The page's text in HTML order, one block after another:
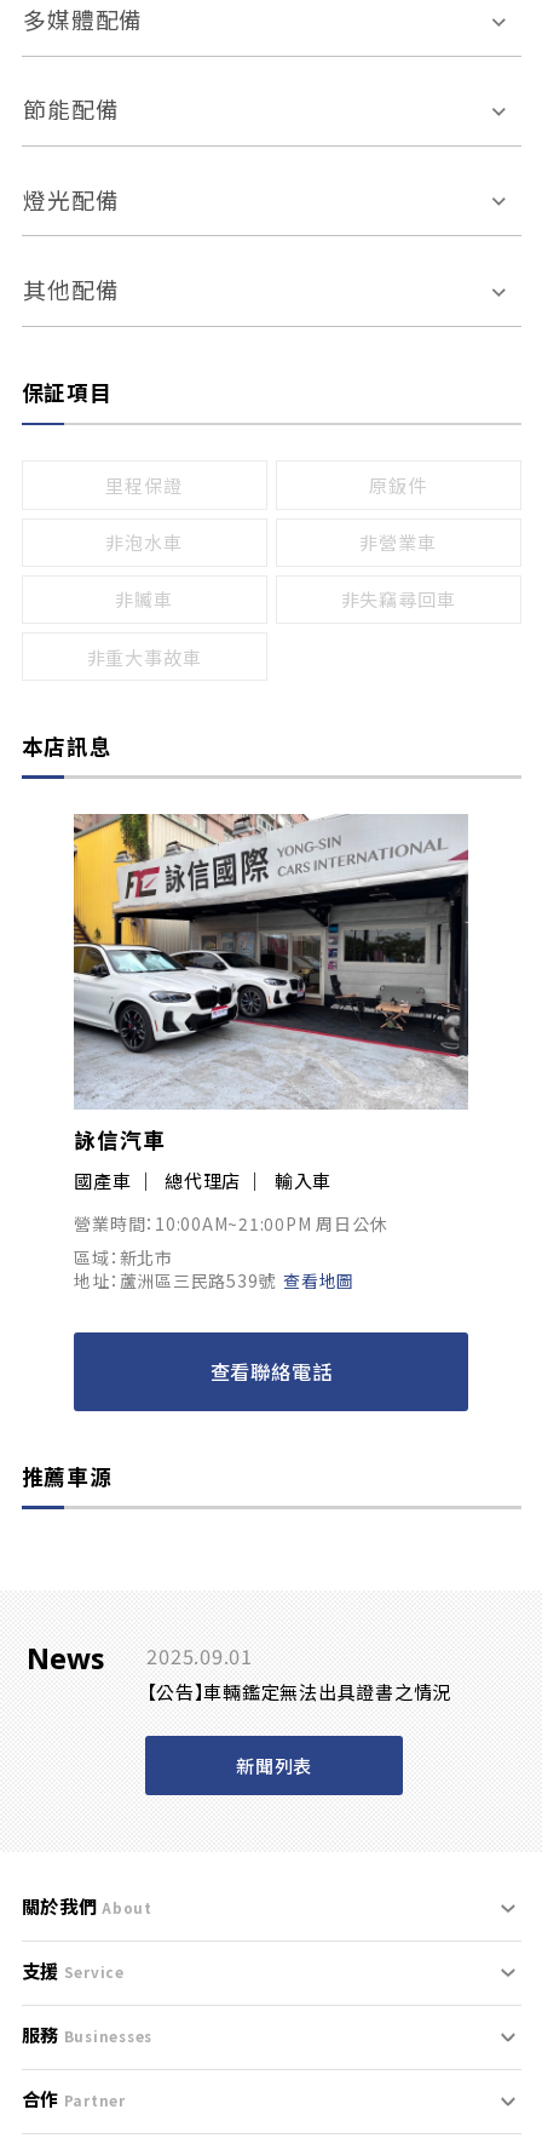
ABS防鎖死
車道偏離警示
自動停車系統 盲點偵測系統
倒車雷達
皮椅
無
有
多媒體配備
外部音源接入
節能配備
引擎啟閉系統
燈光配備
感應頭燈
頭燈光源
其他配備
保証項目
里程保證 原鈑件
非泡水車 非營業車
非贓車 非失竊尋回車
非重大事故車
本店訊息
詠信汽車
國產車 總代理店 輸入車
營業時間：10:00AM~21:00PM 周日公休
區域：新北市
地址：蘆洲區三民路539號 查看地圖
查看聯絡電話
推薦車源
News 2025.09.01
【公告】車輛鑑定無法出具證書之情況
新聞列表
關於我們 About
刊登規範
服務條款
免責聲明
支援 Service
支援中心
聯絡我們
服務 Businesses
什麼是Goo鑑定？
合作 Partner